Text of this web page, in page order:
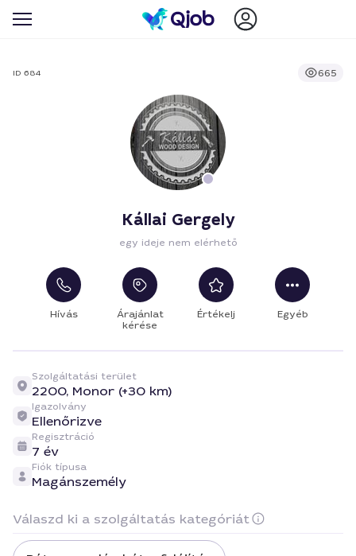
ID 684 665
Kállai Gergely
egy ideje nem elérhető
Hívás
Árajánlat
kérése
Értékelj Egyéb
Szolgáltatási terület
2200, Monor (+30 km)
Igazolvány
Ellenőrizve
Regisztráció
7 év
Fiók típusa
Magánszemély
Válaszd ki a szolgáltatás kategóriát